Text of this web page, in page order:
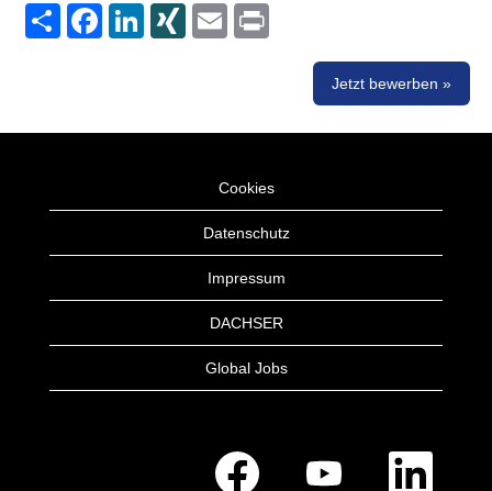
Share FacebookLinkedInXING Email
Jetzt bewerben »
Cookies
Datenschutz
Impressum
DACHSER
Global Jobs
W
W